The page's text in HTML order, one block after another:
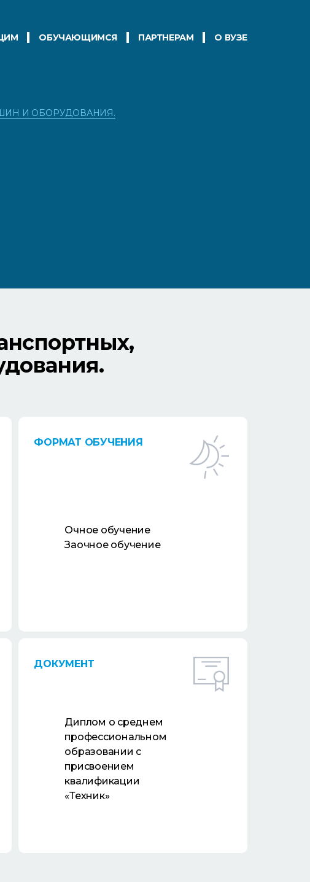
ОБУЧАЮЩИМСЯ ПАРТНЕРАМ О ВУЗЕ
И ОБОРУДОВАНИЯ.
ФОРМАТ ОБУЧЕНИЯ
Очное обучение
Заочное обучение
ДОКУМЕНТ
Диплом о среднем
профессиональном
образовании с
присвоением
квалификации
«Техник»